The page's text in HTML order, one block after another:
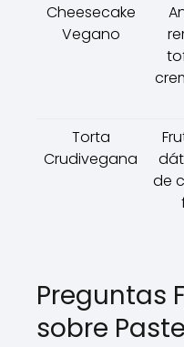
Cheesecake
Vegano
Torta
Crudivegana
de
Preguntas
sobre